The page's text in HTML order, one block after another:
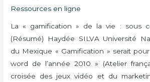
Ressources en ligne
La « gamification » de la vie : sous
(Résumé) Haydée SILVA Université
du Mexique « Gamification » serait
word de l’année 2010 » (Atelier
croisée des jeux vidéo et du
gamification
»
de
la
vie
: